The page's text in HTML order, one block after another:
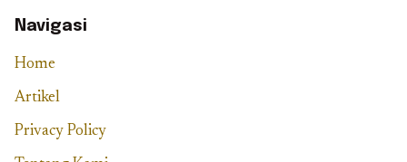
Navigasi
Home
Artikel
Privacy Policy